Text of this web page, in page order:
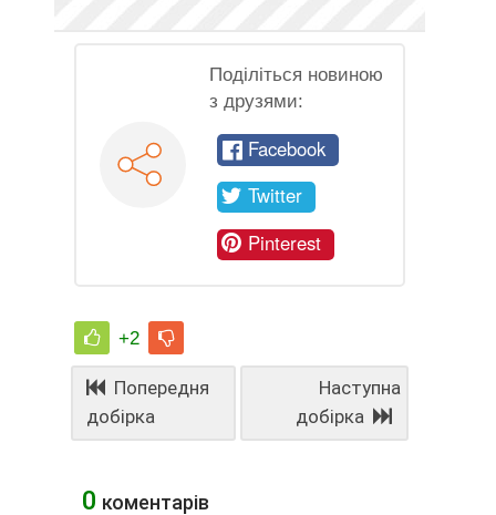
Поділіться новиною
з друзями:
Facebook
Twitter
Pinterest
+2
Попередня
добірка
Наступна
добірка
0 коментарів